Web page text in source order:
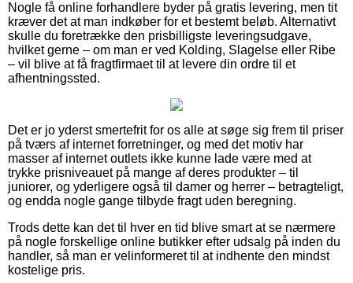
Nogle få online forhandlere byder på gratis levering, men tit
kræver det at man indkøber for et bestemt beløb. Alternativt
skulle du foretrække den prisbilligste leveringsudgave,
hvilket gerne – om man er ved Kolding, Slagelse eller Ribe
– vil blive at få fragtfirmaet til at levere din ordre til et
afhentningssted.
Det er jo yderst smertefrit for os alle at søge sig frem til priser
på tværs af internet forretninger, og med det motiv har
masser af internet outlets ikke kunne lade være med at
trykke prisniveauet på mange af deres produkter – til
juniorer, og yderligere også til damer og herrer – betragteligt,
og endda nogle gange tilbyde fragt uden beregning.
Trods dette kan det til hver en tid blive smart at se nærmere
på nogle forskellige online butikker efter udsalg på inden du
handler, så man er velinformeret til at indhente den mindst
kostelige pris.